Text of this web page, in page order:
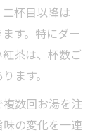
杯目以降は
す。特にダー
茶は、杯数ご
ます。
数回お湯を注
の変化を一連